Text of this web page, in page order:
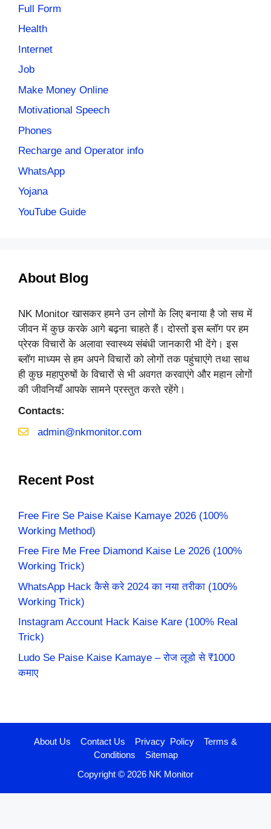
Full Form
Health
Internet
Job
Make Money Online
Motivational Speech
Phones
Recharge and Operator info
WhatsApp
Yojana
YouTube Guide
About Blog
NK Monitor खासकर हमने उन लोगों के लिए बनाया है जो सच में
जीवन में कुछ करके आगे बढ़ना चाहते हैं। दोस्तों इस ब्लॉग पर हम
प्रेरक विचारों के अलावा स्वास्थ्य संबंधी जानकारी भी देंगे। इस
ब्लॉग माध्यम से हम अपने विचारों को लोगों तक पहुंचाएंगे तथा साथ
ही कुछ महापुरुषों के विचारों से भी अवगत करवाएंगे और महान लोगों
की जीवनियाँ आपके सामने प्रस्तुत करते रहेंगे।
Contacts:
admin@nkmonitor.com
Recent Post
Free Fire Se Paise Kaise Kamaye 2026 (100%
Working Method)
Free Fire Me Free Diamond Kaise Le 2026 (100%
Working Trick)
WhatsApp Hack कैसे करे 2024 का नया तरीका (100%
Working Trick)
Instagram Account Hack Kaise Kare (100% Real
Trick)
Ludo Se Paise Kaise Kamaye – रोज लूडो से ₹1000
कमाए
About Us Contact Us Privacy Policy
Terms &
Conditions
Sitemap
Copyright © 2026 NK Monitor